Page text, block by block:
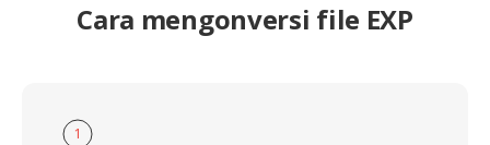
Cara mengonversi file EXP
1